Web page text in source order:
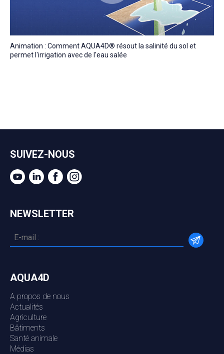
Animation : Comment AQUA4D® résout la salinité du sol et
permet l'irrigation avec de l'eau salée
SUIVEZ-NOUS
NEWSLETTER
AQUA4D
A propos de nous
Actualités
Agriculture
Bâtiments
Santé animale
Médias